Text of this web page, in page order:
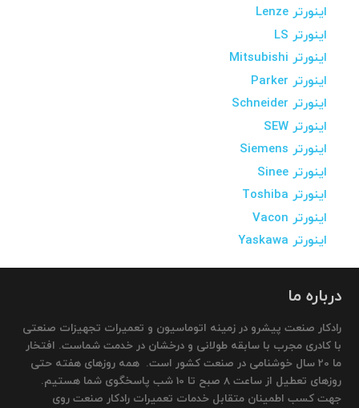
اینورتر Lenze
اینورتر LS
اینورتر Mitsubishi
اینورتر Parker
اینورتر Schneider
اینورتر SEW
اینورتر Siemens
اینورتر Sinee
اینورتر Toshiba
اینورتر Vacon
اینورتر Yaskawa
درباره ما
رادکار صنعت پیشرو در زمینه اتوماسیون و تعمیرات تجهیزات صنعتی
با کادری مجرب با سابقه طولانی و درخشان در خدمت شماست. افتخار
ما 20 سال خوشنامی در صنعت کشور است. همه روزهای هفته حتی
روزهای تعطیل از ساعت 8 صبح تا 10 شب پاسخگوی شما هستیم.
جهت کسب اطمینان متقابل خدمات تعمیرات رادکار صنعت روی